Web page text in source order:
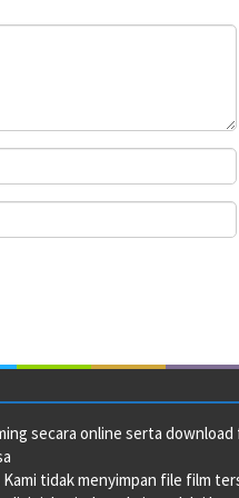
secara online serta download
tidak menyimpan file film